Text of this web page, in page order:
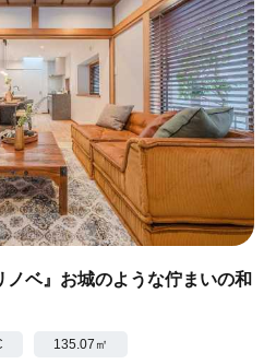
ベ』お城のような佇まいの和
135.07㎡